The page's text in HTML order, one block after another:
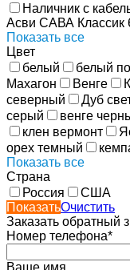
Наличник с
Асви САВА Классик
Показать все
Цвет
белый
белый
Махагон
Венге
северный
Дуб
серый
венге
клен вермонт
орех темный
Показать все
Страна
Россия
США
ПоказатьОчистить
Заказать обратный
Номер телефона*
Ваше имя